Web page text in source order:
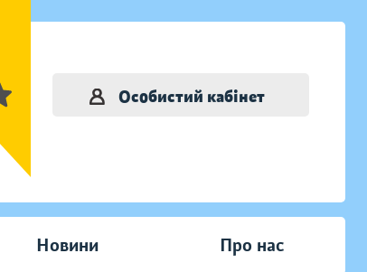
Особистий кабінет
Новини Про нас